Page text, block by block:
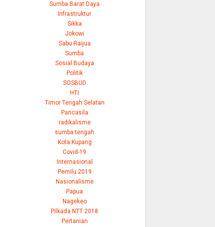
Sumba Barat Daya
Infrastruktur
Sikka
Jokowi
Sabu Raijua
Sumba
Sosial Budaya
Politik
SOSBUD
HTI
Timor Tengah Selatan
Pancasila
radikalisme
sumba tengah
Kota Kupang
Covid-19
Internasional
Pemilu 2019
Nasionalisme
Papua
Nagekeo
Pilkada NTT 2018
Pertanian